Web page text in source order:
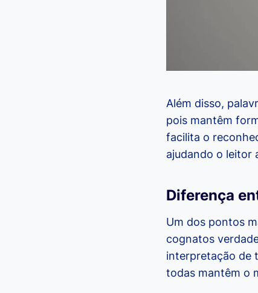
Além disso,
pois mantêm
facilita o
ajudando o leitor
Diferença
Um dos pontos
cognatos
interpretação de
todas mantêm o